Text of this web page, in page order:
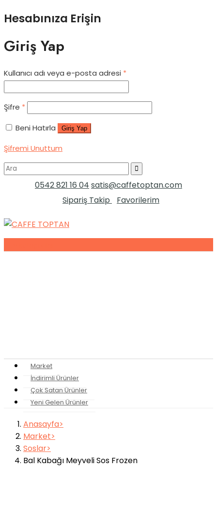
Hesabınıza Erişin
Giriş Yap
Kullanıcı adı veya e-posta adresi *
Şifre *
Beni Hatırla Giriş Yap
Şifremi Unuttum
0542 821 16 04 satis@caffetoptan.com
Sipariş Takip
Favorilerim
Market
İndirimli Ürünler
Çok Satan Ürünler
Yeni Gelen Ürünler
Anasayfa
Market
Soslar
Bal Kabağı Meyveli Sos Frozen